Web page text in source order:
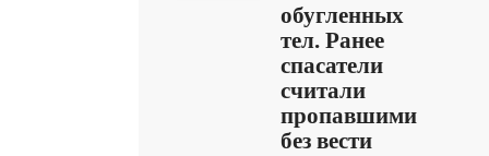
обугленных
тел. Ранее
спасатели
считали
пропавшими
без вести